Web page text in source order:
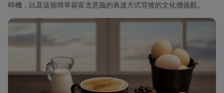
時機，以及這個簡單卻富含意義的表達方式背後的文化價值觀。